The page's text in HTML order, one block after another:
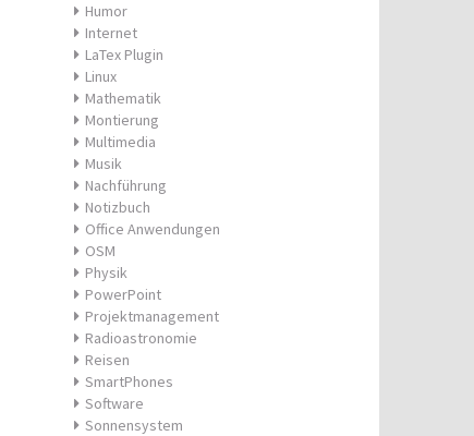
Humor
Internet
LaTex Plugin
Linux
Mathematik
Montierung
Multimedia
Musik
Nachführung
Notizbuch
Office Anwendungen
OSM
Physik
PowerPoint
Projektmanagement
Radioastronomie
Reisen
SmartPhones
Software
Sonnensystem